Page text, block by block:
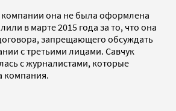
компании она не была оформлена
в марте 2015 года за то, что она
запрещающего обсуждать
с третьими лицами. Савчук
с журналистами, которые
компания.